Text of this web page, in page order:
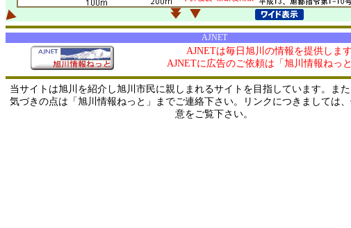
AJNET
AJNETは毎日旭川の情報を提供します
AJNETに広告のご依頼は「旭川情報ねっ
当サイトは旭川を紹介し旭川市民に親しまれるサイトを目指しています。ま
気づきの点は「旭川情報ねっと」までご連絡下さい。リンクにつきましては
意をご覧下さい。